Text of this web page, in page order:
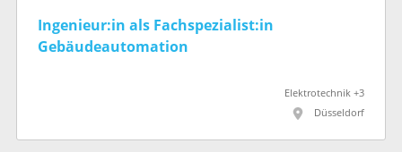
Ingenieur:in als Fachspezialist:in
Gebäudeautomation
Elektrotechnik +3
Düsseldorf